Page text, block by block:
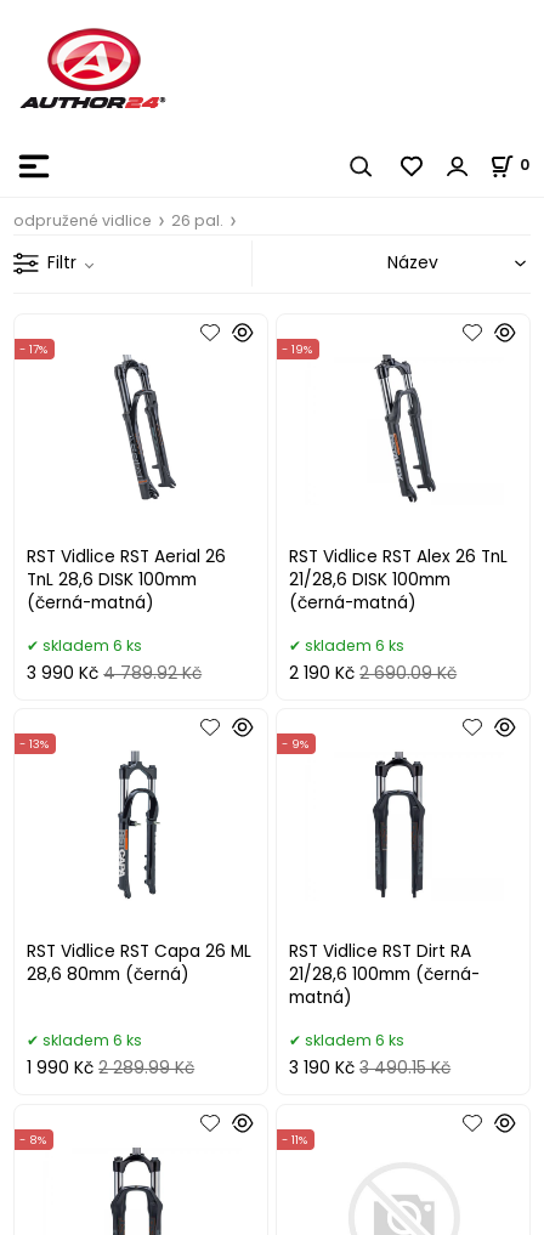
0
odpružené vidlice 26 pal.
Filtr
RST Vidlice RST Aerial 26
TnL 28,6 DISK 100mm
(černá-matná)
- 17%
skladem 6 ks
3 990 Kč 4 789.92 Kč
RST Vidlice RST Alex 26 TnL
21/28,6 DISK 100mm
(černá-matná)
- 19%
skladem 6 ks
2 190 Kč 2 690.09 Kč
RST Vidlice RST Capa 26 ML
28,6 80mm (černá)
- 13%
skladem 6 ks
1 990 Kč 2 289.99 Kč
RST Vidlice RST Dirt RA
21/28,6 100mm (černá-
matná)
- 9%
skladem 6 ks
3 190 Kč 3 490.15 Kč
- 8% - 11%